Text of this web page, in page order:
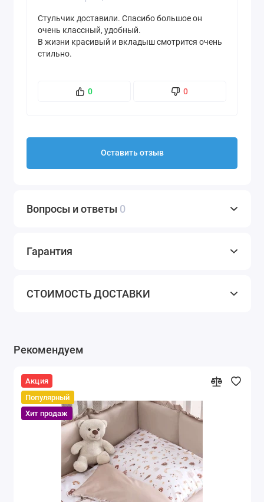
Стульчик доставили. Спасибо большое он
очень классный, удобный.
В жизни красивый и вкладыш смотрится очень
стильно.
0 0
Оставить отзыв
Вопросы и ответы 0
Гарантия
СТОИМОСТЬ ДОСТАВКИ
Рекомендуем
Акция
Популярный
Хит продаж